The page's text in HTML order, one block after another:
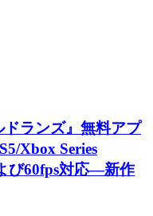
ドランズ』無料アプ
Xbox Series
び60fps対応―新作